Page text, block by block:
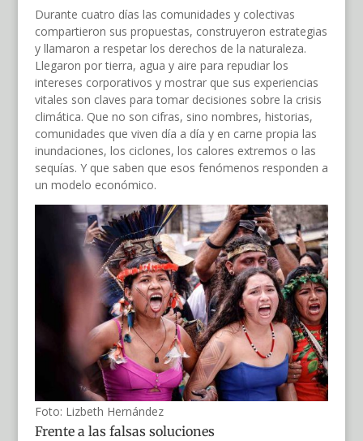
Durante cuatro días las comunidades y colectivas
compartieron sus propuestas, construyeron estrategias
y llamaron a respetar los derechos de la naturaleza.
Llegaron por tierra, agua y aire para repudiar los
intereses corporativos y mostrar que sus experiencias
vitales son claves para tomar decisiones sobre la crisis
climática. Que no son cifras, sino nombres, historias,
comunidades que viven día a día y en carne propia las
inundaciones, los ciclones, los calores extremos o las
sequías. Y que saben que esos fenómenos responden a
un modelo económico.
Foto: Lizbeth Hernández
Frente a las falsas soluciones